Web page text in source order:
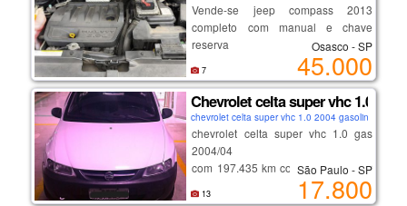
pastilhas de freio traseiras novas
potência e economia de combustível
em um carro premium, com
robustez, estabilidade e segurança.
ar condicionado 3 zonas, com saída
e ajustes para o banco traseiro
bluetooth
portas usb e usb-c
tela touchscreen
Vende-se jeep compass 2013
completo com manual e chave
reserva
Osasco - SP
45.000
7
Chevrolet celta super vhc 1.0 gas
chevrolet celta super vhc 1.0 2004 gasolina hatch
chevrolet celta super vhc 1.0 gas
2004/04
com 197.435 km cor branco com ar
condicionado, vidros e trava elétrica
veículo em ótimo estado de
São Paulo - SP
17.800
13